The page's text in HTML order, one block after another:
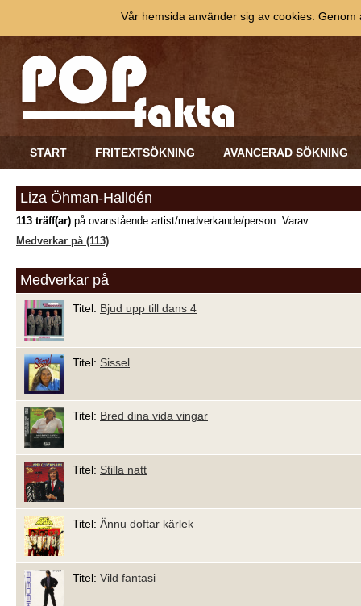
START FRITEXTSÖKNING AVANCERAD SÖKNING
Liza Öhman-Halldén
113 träff(ar) på ovanstående artist/medverkande/person. Varav:
Medverkar på (113)
Medverkar på
Titel: Bjud upp till dans 4
Titel: Sissel
Titel: Bred dina vida vingar
Titel: Stilla natt
Titel: Ännu doftar kärlek
Titel: Vild fantasi
Vår hemsida använder sig av cookies.